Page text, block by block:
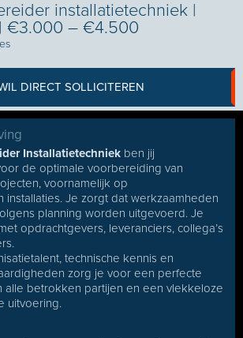
installatietechniek |
€3.000 – €4.500
DIRECT SOLLICITEREN
Installatietechniek ben jij
de optimale voorbereiding van
voornamelijk op
Je zorgt dat werkzaamheden
planning worden uitgevoerd. Je
opdrachtgevers, leveranciers, collega’s
technische kennis en
zorg je voor een perfecte
alle betrokken partijen en een vlekkeloze
uitvoering.